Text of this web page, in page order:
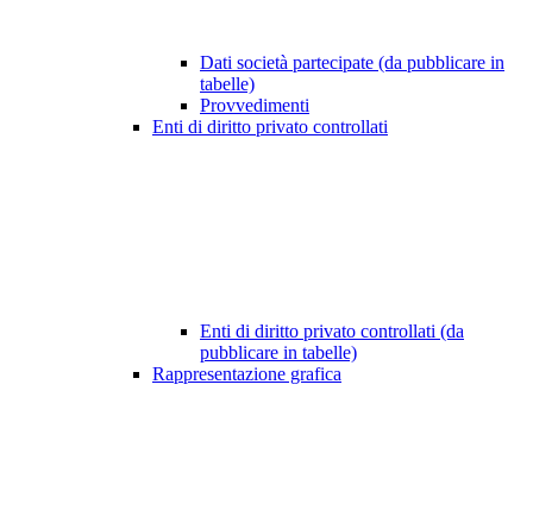
Dati società partecipate (da pubblicare in
tabelle)
Provvedimenti
Enti di diritto privato controllati
Enti di diritto privato controllati (da
pubblicare in tabelle)
Rappresentazione grafica